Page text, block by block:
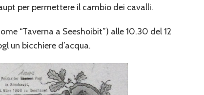
per permettere il cambio dei cavalli.
“Taverna a Seeshoibit”) alle 10.30 del 12
un bicchiere d’acqua.